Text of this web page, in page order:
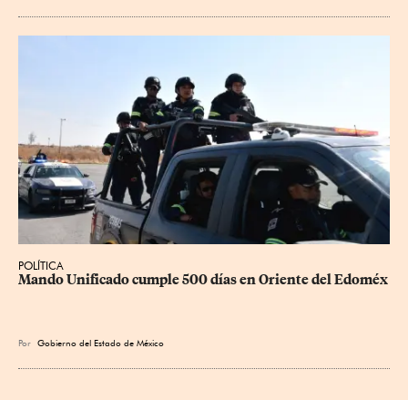
POLÍTICA
Mando Unificado cumple 500 días en Oriente del Edoméx
Por Gobierno del Estado de México